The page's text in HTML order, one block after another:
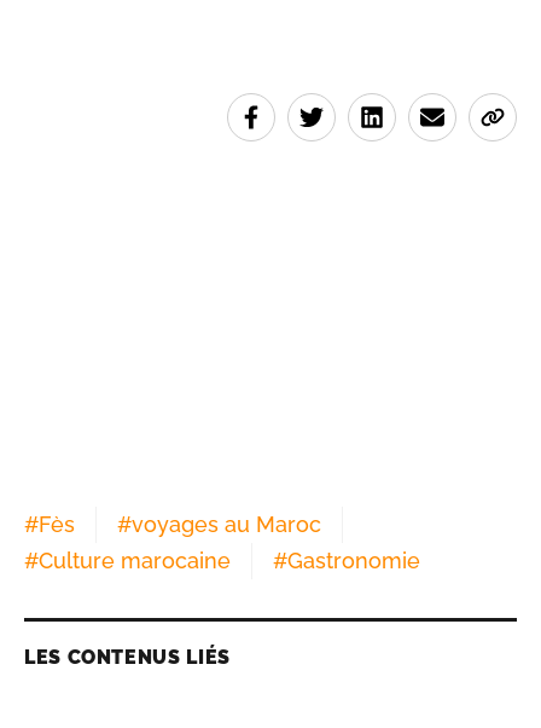
#Fès #voyages au Maroc
#Culture marocaine #Gastronomie
LES CONTENUS LIÉS